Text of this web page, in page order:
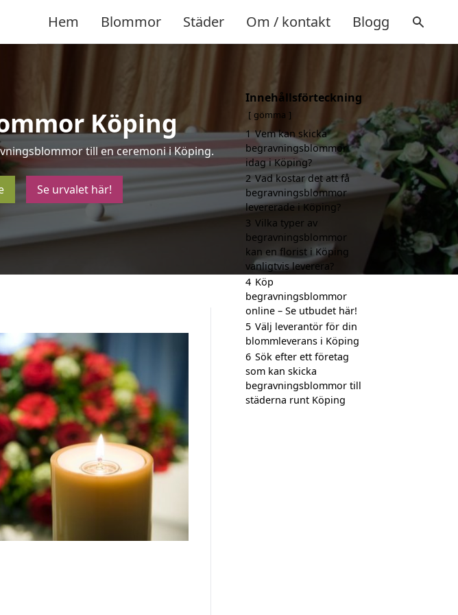
Hem Blommor Städer Om / kontakt Blogg
Köping
till en ceremoni i Köping.
Se urvalet här!
Innehållsförteckning
gömma
1 Vem kan skicka
begravningsblommor
idag i Köping?
2 Vad kostar det att få
begravningsblommor
levererade i Köping?
3 Vilka typer av
begravningsblommor
kan en florist i Köping
vanligtvis leverera?
4 Köp
begravningsblommor
online – Se utbudet här!
5 Välj leverantör för din
blommleverans i Köping
6 Sök efter ett företag
som kan skicka
begravningsblommor till
städerna runt Köping